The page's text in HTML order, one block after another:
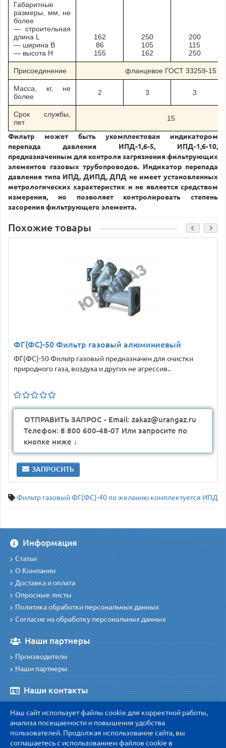
Габаритные
размеры, мм, не
более
— строительная
длина L
— ширина B
— высота H
162
86
155
250
105
162
200
115
250
Присоединение фланцевое ГОСТ 33259-15
Масса, кг, не
более
2 3 3
Срок службы,
лет
15
Фильтр может быть укомплектован индикатором
перепада давления ИПД-1,6-5, ИПД-1,6-10,
предназначенным для контроля загрязнения фильтрующих
элементов газовых трубопроводов. Индикатор перепада
давления типа ИПД, ДИПД, ДПД не имеет установленных
метрологических характеристик и не является средством
измерения, но позволяет контролировать степень
засорения фильтрующего элемента.
Похожие товары
ФГ(ФС)-50 Фильтр газовый алюминиевый
ФГ(ФС)-50 Фильтр газовый предназначен для очистки
природного газа, воздуха и других не агрессив..
ОТПРАВИТЬ ЗАПРОС - Email: zakaz@urangaz.ru
Телефон: 8 800 600-48-07 Или запросите по
кнопке ниже ↓
ЗАПРОСИТЬ
Фильтр газовый ФГ(ФС)-40 по желанию комплектуется ИПД
Информация
Статьи
О Компании
Доставка и оплата
Опросные листы
Политика обработки персональных данных
Согласие на обработку персональных данных
Наши партнеры
Производители
Наши партнеры
Наши контакты
410038 г. Саратов, ул. Симбирская 154А, офис 45/1
Наш телефон:
8 800 600-48-07
Наш сайт использует файлы cookie для корректной работы,
анализа посещаемости и повышения удобства
пользователей. Продолжая использование сайта, вы
соглашаетесь с использованием файлов cookie в